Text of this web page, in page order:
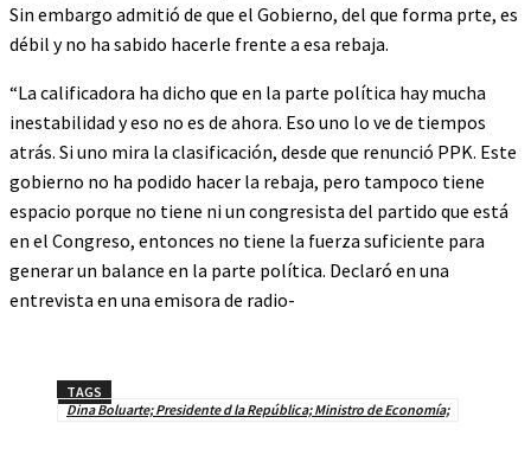
Sin embargo admitió de que el Gobierno, del que forma prte, es
débil y no ha sabido hacerle frente a esa rebaja.
“La calificadora ha dicho que en la parte política hay mucha
inestabilidad y eso no es de ahora. Eso uno lo ve de tiempos
atrás. Si uno mira la clasificación, desde que renunció PPK. Este
gobierno no ha podido hacer la rebaja, pero tampoco tiene
espacio porque no tiene ni un congresista del partido que está
en el Congreso, entonces no tiene la fuerza suficiente para
generar un balance en la parte política. Declaró en una
entrevista en una emisora de radio-
TAGS
Dina Boluarte; Presidente d la República; Ministro de Economía;